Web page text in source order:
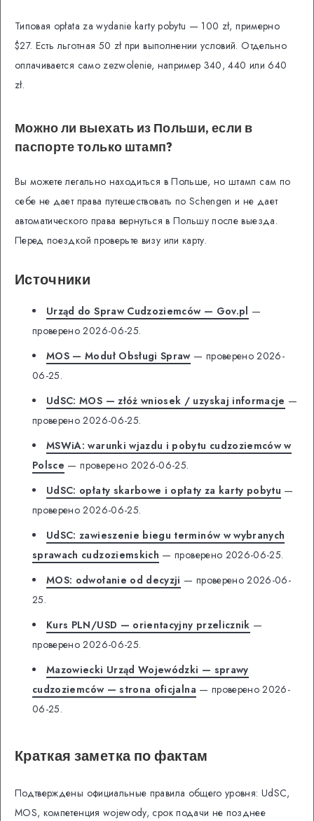
Типовая opłata za wydanie karty pobytu — 100 zł, примерно
$27. Есть льготная 50 zł при выполнении условий. Отдельно
оплачивается само zezwolenie, например 340, 440 или 640
zł.
Можно ли выехать из Польши, если в
паспорте только штамп?
Вы можете легально находиться в Польше, но штамп сам по
себе не дает права путешествовать по Schengen и не дает
автоматического права вернуться в Польшу после выезда.
Перед поездкой проверьте визу или карту.
Источники
Urząd do Spraw Cudzoziemców — Gov.pl —
проверено 2026-06-25.
MOS — Moduł Obsługi Spraw— проверено 2026-
06-25.
UdSC: MOS — złóż wniosek / uzyskaj informacje —
проверено 2026-06-25.
MSWiA: warunki wjazdu i pobytu cudzoziemców w
Polsce — проверено 2026-06-25.
UdSC: opłaty skarbowe i opłaty za karty pobytu —
проверено 2026-06-25.
UdSC: zawieszenie biegu terminów w wybranych
sprawach cudzoziemskich — проверено 2026-06-25.
MOS: odwołanie od decyzji — проверено 2026-06-
25.
Kurs PLN/USD — orientacyjny przelicznik —
проверено 2026-06-25.
Mazowiecki Urząd Wojewódzki — sprawy
cudzoziemców — strona oficjalna — проверено 2026-
06-25.
Краткая заметка по фактам
Подтверждены официальные правила общего уровня: UdSC,
MOS, компетенция wojewody, срок подачи не позднее